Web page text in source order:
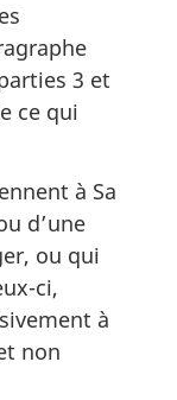
3 et
ce qui
à Sa
d’une
ou qui
ci,
à
non